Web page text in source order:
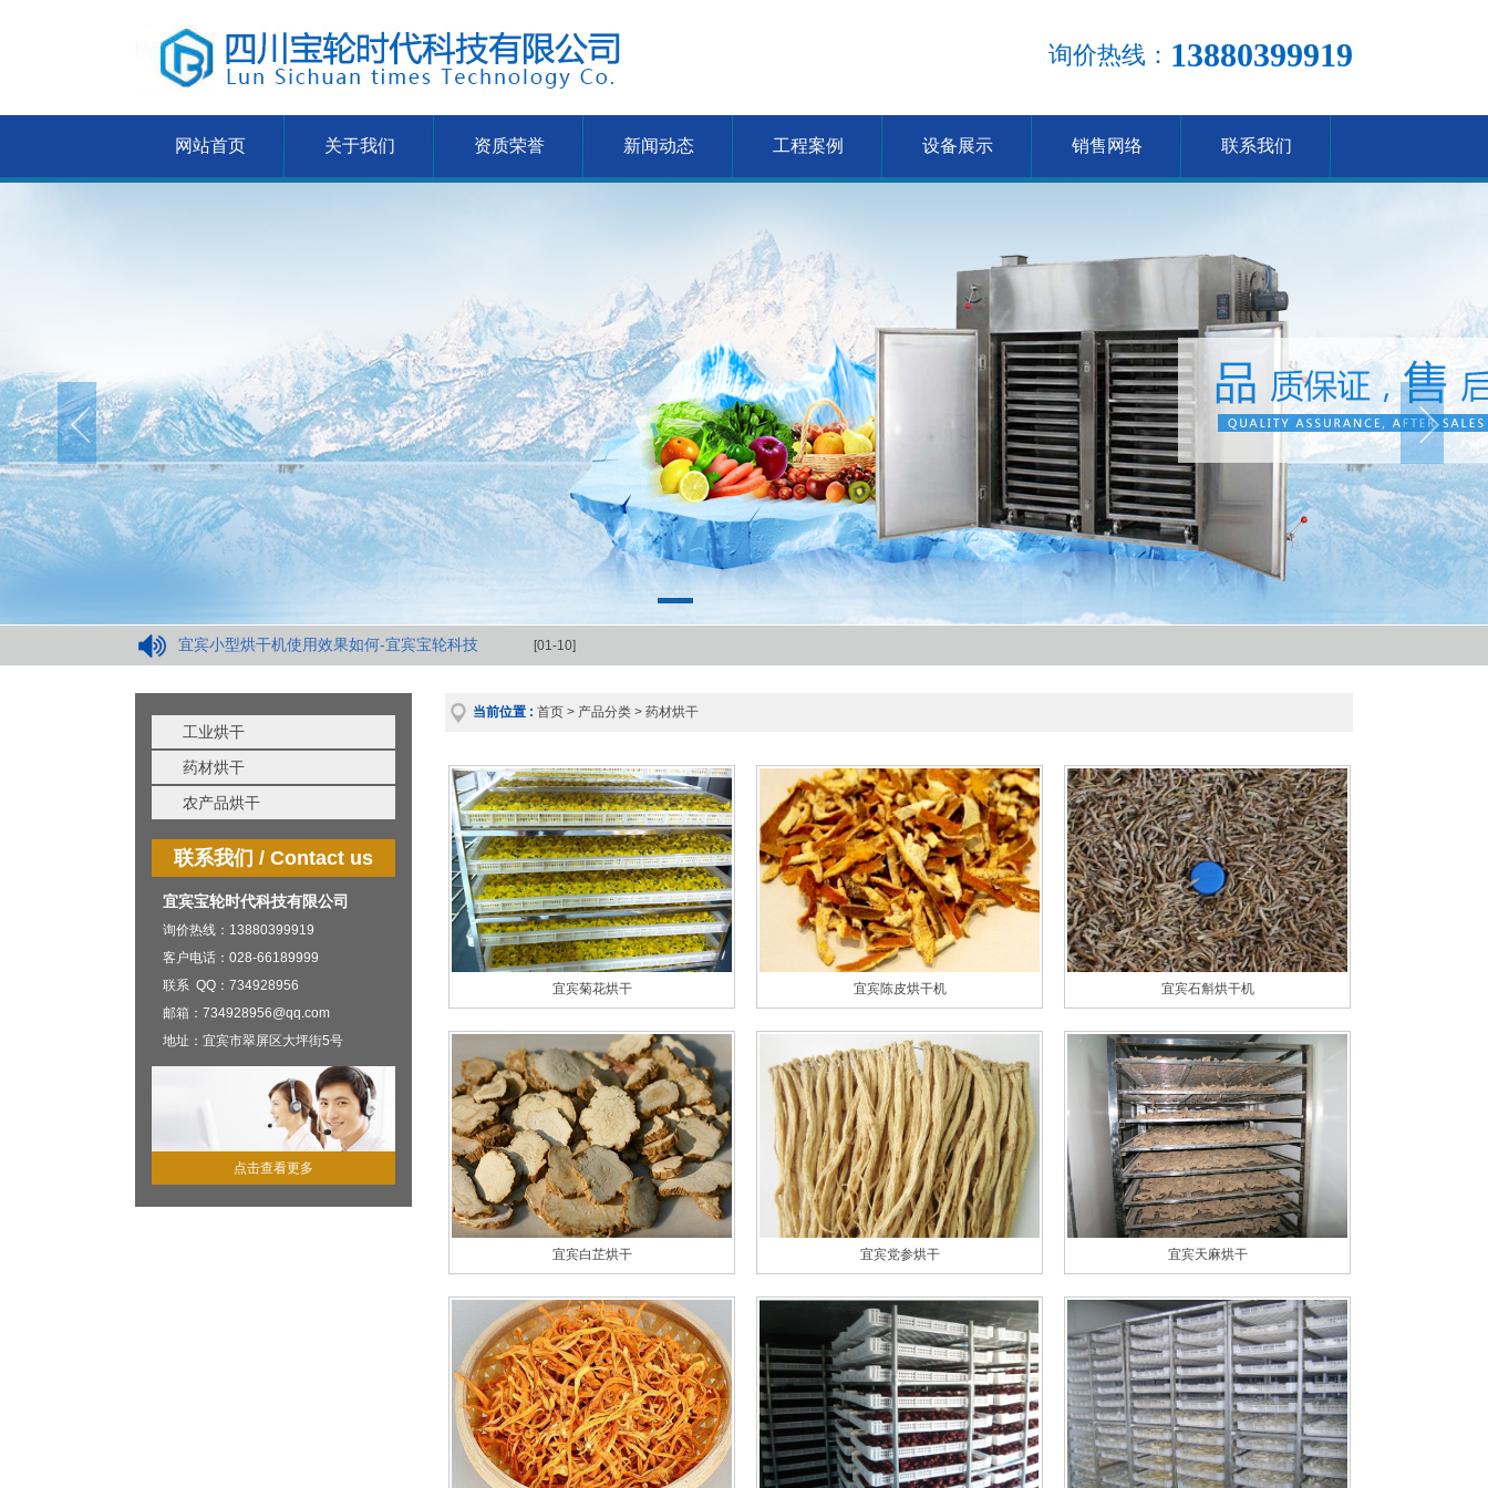
询价热线： 13880399919
网站首页 关于我们 资质荣誉 新闻动态 工程案例 设备展示 销售网络 联系我们
宜宾小型烘干机使用效果如何-宜宾宝轮科技 [01-10]
工业烘干
药材烘干
农产品烘干
联系我们 / Contact us
宜宾宝轮时代科技有限公司
询价热线：13880399919
客户电话：028-66189999
联系 QQ：734928956
邮箱：734928956@qq.com
地址：宜宾市翠屏区大坪街5号
点击查看更多
当前位置 : 首页 > 产品分类 > 药材烘干
宜宾菊花烘干 宜宾陈皮烘干机 宜宾石斛烘干机
宜宾白芷烘干 宜宾党参烘干 宜宾天麻烘干